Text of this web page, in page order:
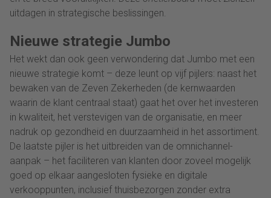
uitdagen in strategische beslissingen.
Nieuwe strategie Jumbo
Het wekt dan ook geen verwondering dat Jumbo met een
nieuwe strategie komt – deze leunt op vijf pijlers: naast het
bewaken van de Zeven Zekerheden (de kernwaarden
waarin de klant centraal staat) gaat het over het investeren
in kwaliteit, het verstevigen van de organisatie, en meer
nadruk op gezondheid en duurzaamheid in het assortiment.
De laatste pijler is het uitbreiden van de omnichannel-
aanpak – het faciliteren van klanten door zoveel mogelijk
goed op elkaar aangesloten fysieke en digitale
verkooppunten, inclusief thuisbezorgen zonder extra